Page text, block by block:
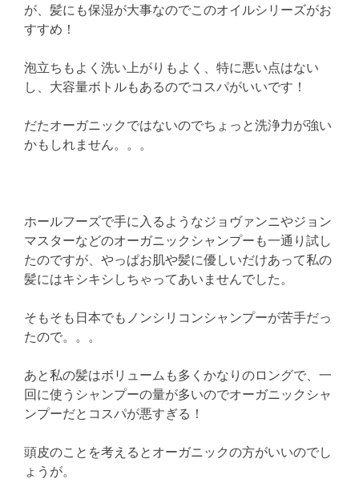
が、髪にも保湿が大事なのでこのオイルシリーズがお
すすめ！
泡立ちもよく洗い上がりもよく、特に悪い点はない
し、大容量ボトルもあるのでコスパがいいです！
だたオーガニックではないのでちょっと洗浄力が強い
かもしれません。。。
ホールフーズで手に入るようなジョヴァンニやジョン
マスターなどのオーガニックシャンプーも一通り試し
たのですが、やっぱお肌や髪に優しいだけあって私の
髪にはキシキシしちゃってあいませんでした。
そもそも日本でもノンシリコンシャンプーが苦手だっ
たので。。。
あと私の髪はボリュームも多くかなりのロングで、一
回に使うシャンプーの量が多いのでオーガニックシャ
ンプーだとコスパが悪すぎる！
頭皮のことを考えるとオーガニックの方がいいのでし
ょうが。